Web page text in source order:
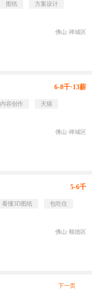
图纸
方案设计
佛山·禅城区
6-8千·13薪
内容创作
天猫
佛山·禅城区
5-6千
看懂3D图纸
包吃住
佛山·顺德区
下一页